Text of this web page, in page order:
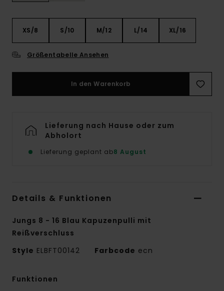
XS/8 S/10 M/12 L/14 XL/16
Größentabelle Ansehen
In den Warenkorb
Lieferung nach Hause oder zum
Abholort
Lieferung geplant ab8 August
Details & Funktionen
Jungs 8 - 16 Blau Kapuzenpulli mit
Reißverschluss
Style ELBFT00142 Farbcode ecn
Funktionen